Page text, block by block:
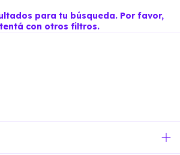
para tu búsqueda. Por favor,
con otros filtros.